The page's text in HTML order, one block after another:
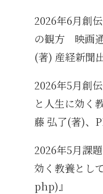
2026年6月創
の観方 映画
(著) 産経新聞
2026年5月創
と人生に効く
藤 弘了(著)、
2026年5月課
効く教養とし
php)』